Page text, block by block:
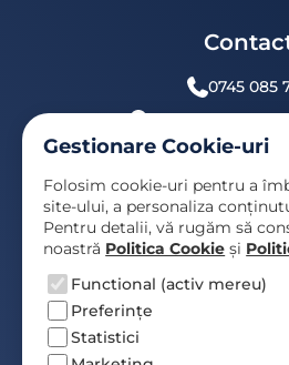
0745 085
Link-uri
Parc Auto
Comandă
Leasing și
Gestionare Cookie-uri
Folosim cookie-uri pentru a
site-ului, a personaliza
Pentru detalii, vă rugăm să
și
Preferințe